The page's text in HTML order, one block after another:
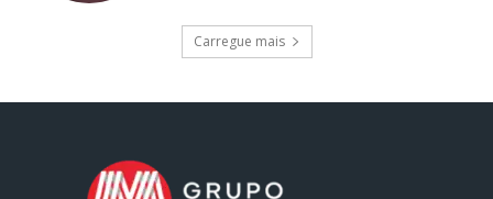
Carregue mais